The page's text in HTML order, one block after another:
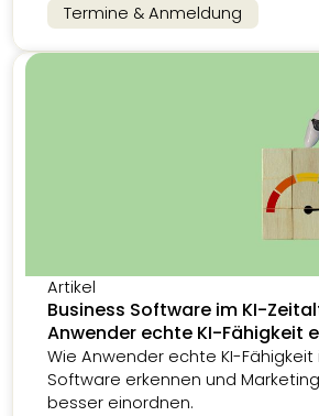
Termine & Anmeldung
Artikel
Business Software im KI-
Anwender echte KI-Fähigkeit
Wie Anwender echte KI-Fähigkeit
Software erkennen und
besser einordnen.